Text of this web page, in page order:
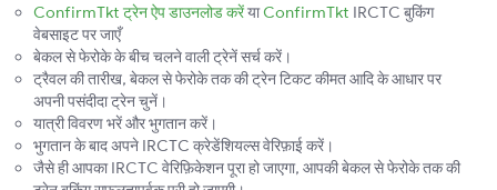
ConfirmTkt ट्रेन ऐप डाउनलोड करेंयाConfirmTkt IRCTC बुकिंग
वेबसाइट पर जाएँ
बेकल से फेरोके के बीच चलने वाली ट्रेनें सर्च करें।
ट्रैवल की तारीख, बेकल से फेरोके तक की ट्रेन टिकट कीमत आदि के आधार पर
अपनी पसंदीदा ट्रेन चुनें।
यात्री विवरण भरें और भुगतान करें।
भुगतान के बाद अपने IRCTC क्रेडेंशियल्स वेरिफ़ाई करें।
जैसे ही आपका IRCTC वेरिफ़िकेशन पूरा हो जाएगा, आपकी बेकल से फेरोके तक की